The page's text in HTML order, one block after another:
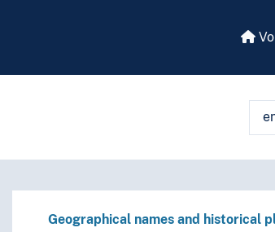
måter
Geographical names and historical